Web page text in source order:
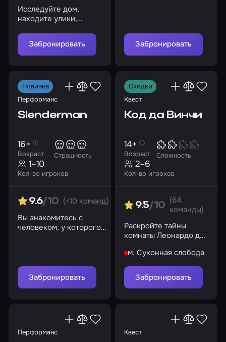
Исследуйте дом,
находите улики,
выясните, что здесь
происходит
Забронировать Забронировать
Новинка
Перформанс
Slenderman
Возраст
16+
Страшность
Кол-во игроков
1–10
9.6/10 (<10 команд)
Вы знакомитесь с
человеком, у которого
Забронировать
Скидки
Квест
Код да Винчи
Возраст
14+
Сложность
Кол-во игроков
2–6
9.5/10
(64
команды)
Раскройте тайны
комнаты Леонардо да
святой Грааль
м. Суконная слобода
Забронировать
Перформанс Квест